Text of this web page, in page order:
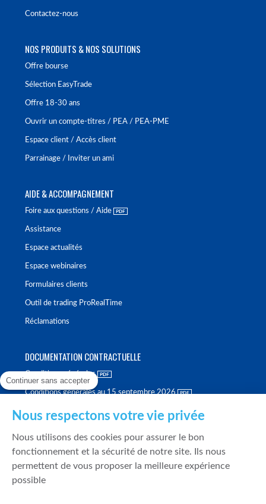
Contactez-nous
NOS PRODUITS & NOS SOLUTIONS
Offre bourse
Sélection EasyTrade
Offre 18-30 ans
Ouvrir un compte-titres / PEA / PEA-PME
Espace client / Accès client
Parrainage / Inviter un ami
AIDE & ACCOMPAGNEMENT
Foire aux questions / Aide
Assistance
Espace actualités
Espace webinaires
Formulaires clients
Outil de trading ProRealTime
Réclamations
DOCUMENTATION CONTRACTUELLE
Conditions générales
Conditions générales au 15 septembre 2026
Politique de meilleure sélection
Politique de durabilité
Fonds de garantie des dépôts et de résolution
Continuer sans accepter
Nous respectons votre vie privée
Nous utilisons des cookies pour assurer le bon
fonctionnement et la sécurité de notre site. Ils nous
permettent de vous proposer la meilleure expérience
possible